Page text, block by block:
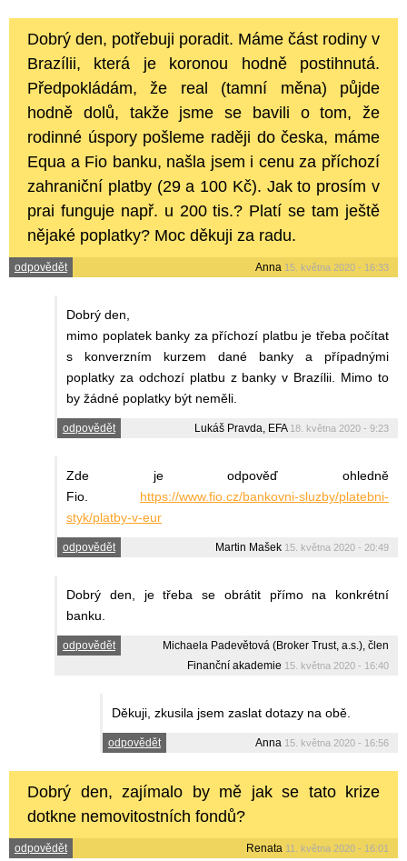
Dobrý den, potřebuji poradit. Máme část rodiny v
Brazílii, která je koronou hodně postihnutá.
Předpokládám, že real (tamní měna) půjde
hodně dolů, takže jsme se bavili o tom, že
rodinné úspory pošleme raději do česka, máme
Equa a Fio banku, našla jsem i cenu za příchozí
zahraniční platby (29 a 100 Kč). Jak to prosím v
prai funguje např. u 200 tis.? Platí se tam ještě
nějaké poplatky? Moc děkuji za radu.
odpovědět Anna 15. května 2020 - 16:33
Dobrý den,
mimo poplatek banky za příchozí platbu je třeba počítat
s konverzním kurzem dané banky a případnými
poplatky za odchozí platbu z banky v Brazílii. Mimo to
by žádné poplatky být neměli.
odpovědět Lukáš Pravda, EFA 18. května 2020 - 9:23
Zde je odpověď ohledně
Fio. https://www.fio.cz/bankovni-sluzby/platebni-
styk/platby-v-eur
odpovědět Martin Mašek 15. května 2020 - 20:49
Dobrý den, je třeba se obrátit přímo na konkrétní
banku.
odpovědět
Michaela Padevětová (Broker Trust, a.s.), člen
Finanční akademie 15. května 2020 - 16:40
Děkuji, zkusila jsem zaslat dotazy na obě.
odpovědět Anna 15. května 2020 - 16:56
Dobrý den, zajímalo by mě jak se tato krize
dotkne nemovitostních fondů?
odpovědět Renata 11. května 2020 - 16:01